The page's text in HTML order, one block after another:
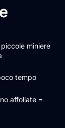
miniere
tempo
affollate =